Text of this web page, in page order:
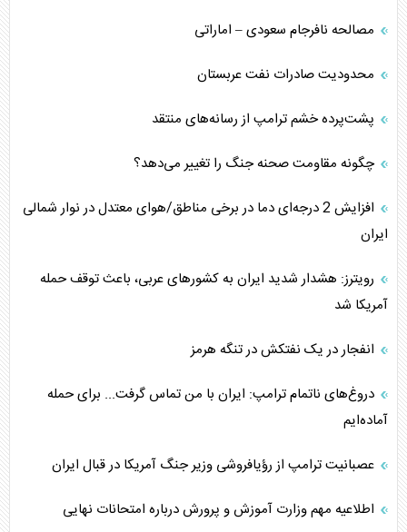
مصالحه نافرجام سعودی – اماراتی
محدودیت صادرات نفت عربستان
پشت‌پرده خشم ترامپ از رسانه‌های منتقد
چگونه مقاومت صحنه جنگ را تغییر می‌دهد؟
افزایش 2 درجه‌ای دما در برخی مناطق/هوای معتدل در نوار شمالی
ایران
رویترز: هشدار شدید ایران به کشورهای عربی، باعث توقف حمله
آمریکا شد
انفجار در یک نفتکش در تنگه هرمز
دروغ‌های ناتمام ترامپ: ایران با من تماس گرفت... برای حمله
آماده‌ایم
عصبانیت ترامپ از رؤیافروشی وزیر جنگ آمریکا در قبال ایران
اطلاعیه مهم وزارت آموزش و پرورش درباره امتحانات نهایی